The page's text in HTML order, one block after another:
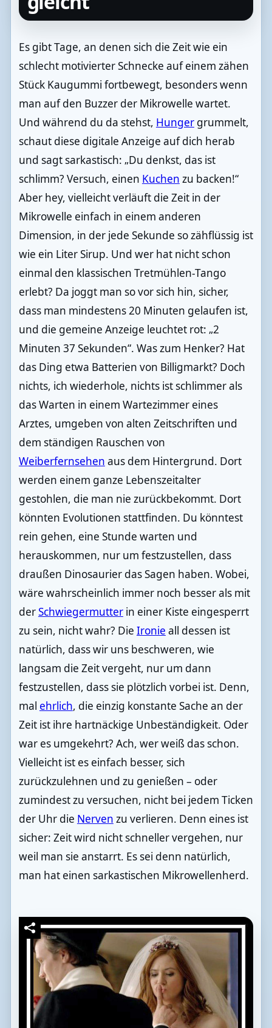
Es gibt Tage, an denen sich die Zeit wie ein
schlecht motivierter Schnecke auf einem zähen
Stück Kaugummi fortbewegt, besonders wenn
man auf den Buzzer der Mikrowelle wartet.
Und während du da stehst, Hungergrummelt,
schaut diese digitale Anzeige auf dich herab
und sagt sarkastisch: „Du denkst, das ist
schlimm? Versuch, einen Kuchen zu backen!“
Aber hey, vielleicht verläuft die Zeit in der
Mikrowelle einfach in einem anderen
Dimension, in der jede Sekunde so zähflüssig ist
wie ein Liter Sirup. Und wer hat nicht schon
einmal den klassischen Tretmühlen-Tango
erlebt? Da joggt man so vor sich hin, sicher,
dass man mindestens 20 Minuten gelaufen ist,
und die gemeine Anzeige leuchtet rot: „2
Minuten 37 Sekunden“. Was zum Henker? Hat
das Ding etwa Batterien von Billigmarkt? Doch
nichts, ich wiederhole, nichts ist schlimmer als
das Warten in einem Wartezimmer eines
Arztes, umgeben von alten Zeitschriften und
dem ständigen Rauschen von
Weiberfernsehen aus dem Hintergrund. Dort
werden einem ganze Lebenszeitalter
gestohlen, die man nie zurückbekommt. Dort
könnten Evolutionen stattfinden. Du könntest
rein gehen, eine Stunde warten und
herauskommen, nur um festzustellen, dass
draußen Dinosaurier das Sagen haben. Wobei,
wäre wahrscheinlich immer noch besser als mit
derSchwiegermutterin einer Kiste eingesperrt
zu sein, nicht wahr? Die Ironie all dessen ist
natürlich, dass wir uns beschweren, wie
langsam die Zeit vergeht, nur um dann
festzustellen, dass sie plötzlich vorbei ist. Denn,
mal ehrlich, die einzig konstante Sache an der
Zeit ist ihre hartnäckige Unbeständigkeit. Oder
war es umgekehrt? Ach, wer weiß das schon.
Vielleicht ist es einfach besser, sich
zurückzulehnen und zu genießen – oder
zumindest zu versuchen, nicht bei jedem Ticken
der Uhr die Nerven zu verlieren. Denn eines ist
sicher: Zeit wird nicht schneller vergehen, nur
weil man sie anstarrt. Es sei denn natürlich,
man hat einen sarkastischen Mikrowellenherd.